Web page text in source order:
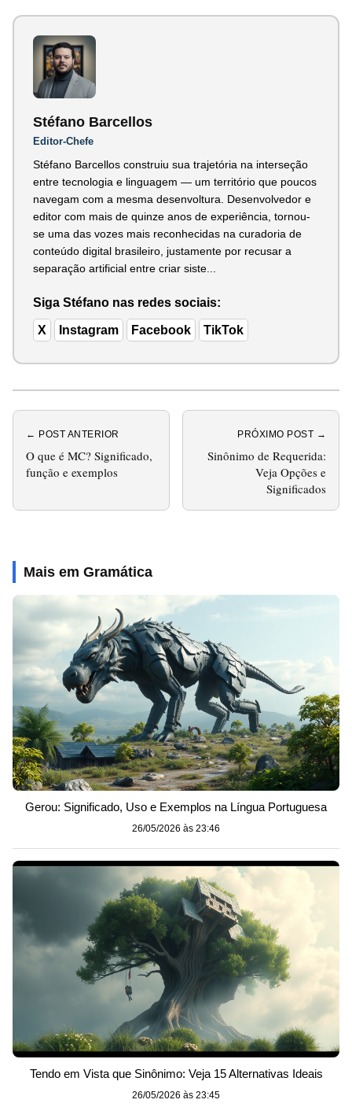
Stéfano Barcellos
Editor-Chefe
Stéfano Barcellos construiu sua trajetória na interseção
entre tecnologia e linguagem — um território que poucos
navegam com a mesma desenvoltura. Desenvolvedor e
editor com mais de quinze anos de experiência, tornou-
se uma das vozes mais reconhecidas na curadoria de
conteúdo digital brasileiro, justamente por recusar a
separação artificial entre criar siste...
Siga Stéfano nas redes sociais:
X Instagram Facebook TikTok
← POST ANTERIOR
O que é MC? Significado,
função e exemplos
PRÓXIMO POST →
Sinônimo de Requerida:
Veja Opções e
Significados
Mais em Gramática
Gerou: Significado, Uso e Exemplos na Língua Portuguesa
26/05/2026 às 23:46
Tendo em Vista que Sinônimo: Veja 15 Alternativas Ideais
26/05/2026 às 23:45